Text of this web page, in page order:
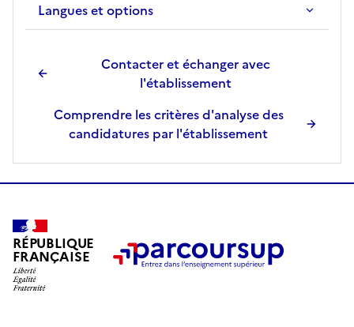
Langues et options
Contacter et échanger avec
l'établissement
Comprendre les critères d'analyse des
candidatures par l'établissement
RÉPUBLIQUE
FRANÇAISE